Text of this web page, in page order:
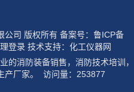
公司 版权所有 备案号：鲁ICP备
登录技术支持： 化工仪器网
的消防装备销售，消防技术培训，
产厂家。 访问量：253877